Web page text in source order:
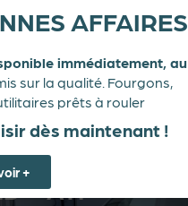
l’État et
– ATP
AFFAIRES
immédiatement, au
sur la qualité. Fourgons,
prêts à rouler
dès maintenant !
+